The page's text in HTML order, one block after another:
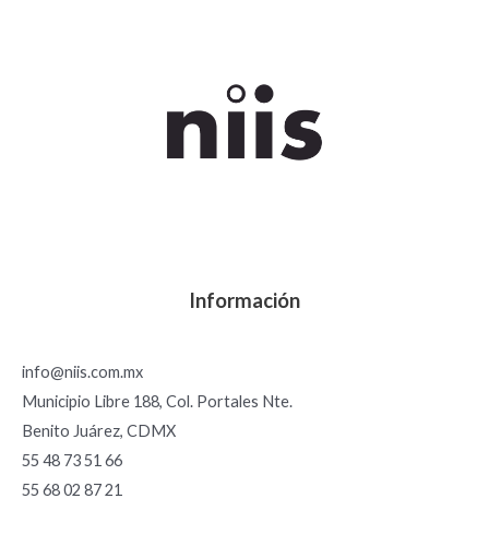
Información
info@niis.com.mx
Municipio Libre 188, Col. Portales Nte.
Benito Juárez, CDMX
55 48 73 51 66
55 68 02 87 21